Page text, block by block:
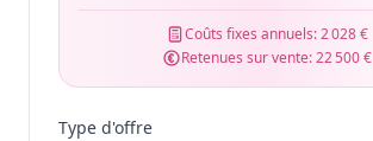
Coûts fixes annuels:2 028 €
Retenues sur vente:22 500 €
Type d'offre